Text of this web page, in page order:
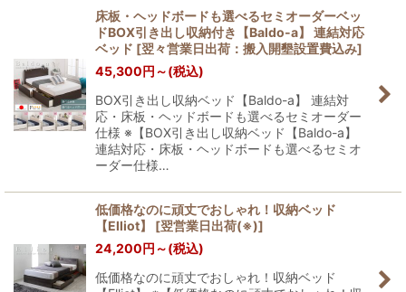
床板・ヘッドボードも選べるセミオーダーベッ
ドBOX引き出し収納付き【Baldo-a】 連結対応
ベッド [翌々営業日出荷：搬入開墾設置費込み]
45,300円 ～(税込)
BOX引き出し収納ベッド【Baldo-a】 連結対
応・床板・ヘッドボードも選べるセミオーダー
仕様 ※【BOX引き出し収納ベッド【Baldo-a】
連結対応・床板・ヘッドボードも選べるセミオ
ーダー仕様…
低価格なのに頑丈でおしゃれ！収納ベッド
【Elliot】
[翌営業日出荷(※)]
24,200円 ～(税込)
低価格なのに頑丈でおしゃれ！収納ベッド